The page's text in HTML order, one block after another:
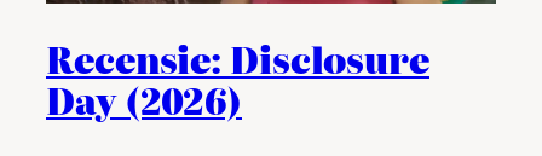
Recensie: Disclosure
Day (2026)